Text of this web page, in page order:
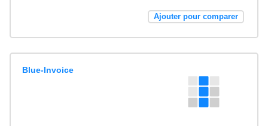
Ajouter pour comparer
Blue-Invoice